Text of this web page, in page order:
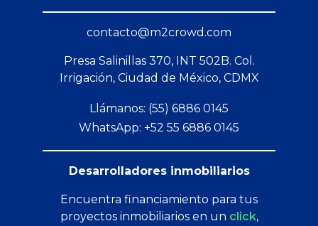
contacto@m2crowd.com
Presa Salinillas 370, INT 502B. Col.
Irrigación, Ciudad de México, CDMX
Llámanos: (55) 6886 0145
WhatsApp: +52 55 6886 0145
Desarrolladores inmobiliarios
Encuentra financiamiento para tus
proyectos inmobiliarios en un click,